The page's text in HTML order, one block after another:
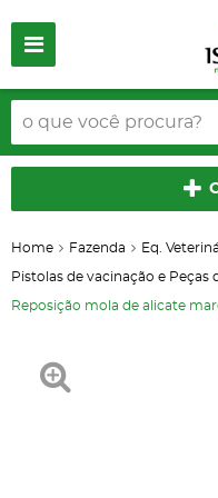
Home Fazenda Eq.
Pistolas de vacinação e Peças
Reposição mola de alicate